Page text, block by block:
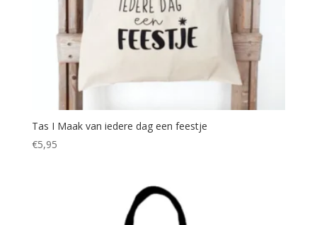
Tas I Maak van iedere dag een feestje
€5,95